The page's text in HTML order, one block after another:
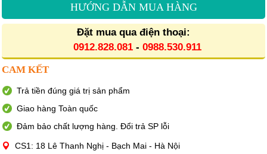
HƯỚNG DẪN MUA HÀNG
Đặt mua qua điện thoại:
0912.828.081 - 0988.530.911
CAM KẾT
Trả tiền đúng giá trị sản phẩm
Giao hàng Toàn quốc
Đảm bảo chất lượng hàng. Đổi trả SP lỗi
CS1: 18 Lê Thanh Nghị - Bạch Mai - Hà Nội